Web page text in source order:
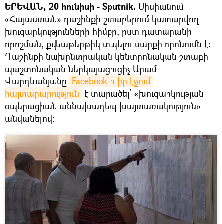
ԵՐԵՎԱՆ, 20 հունիսի - Sputnik. Սիսիանում
«Հայաստան» դաշինքի շտաբերում կատարվող
խուզարկությունների հիմքը, ըստ դատարանի
որոշման, քվեաթերթիկ տպելու սարքի որոնումն է։
Դաշինքի նախընտրական կենտրոնական շտաբի
պաշտոնական ներկայացուցիչ Արամ
Վարդևանյանը Facebook-ի իր էջում
հայտարարություն է տարածել՝ «խուզարկության
օպերացիան աննախադեպ խայտառակություն»
անվանելով։